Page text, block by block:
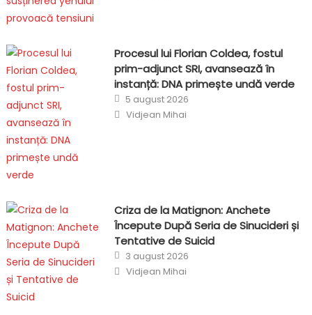
Procesul lui Florian Coldea, fostul
prim-adjunct SRI, avansează în
instanță: DNA primește undă verde
Posted
on
5 august 2026
Author
Vidjean Mihai
Criza de la Matignon: Anchete
Începute După Seria de Sinucideri și
Tentative de Suicid
Posted
on
3 august 2026
Author
Vidjean Mihai